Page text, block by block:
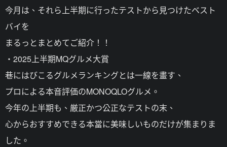
今月は、それら上半期に行ったテストから見つけたベスト
バイを
まるっとまとめてご紹介！！
・2025上半期MQグルメ大賞
巷にはびこるグルメランキングとは一線を畫す、
プロによる本音評価のMONOQLOグルメ。
今年の上半期も、厳正かつ公正なテストの末、
心からおすすめできる本當に美味しいものだけが集まりま
した。